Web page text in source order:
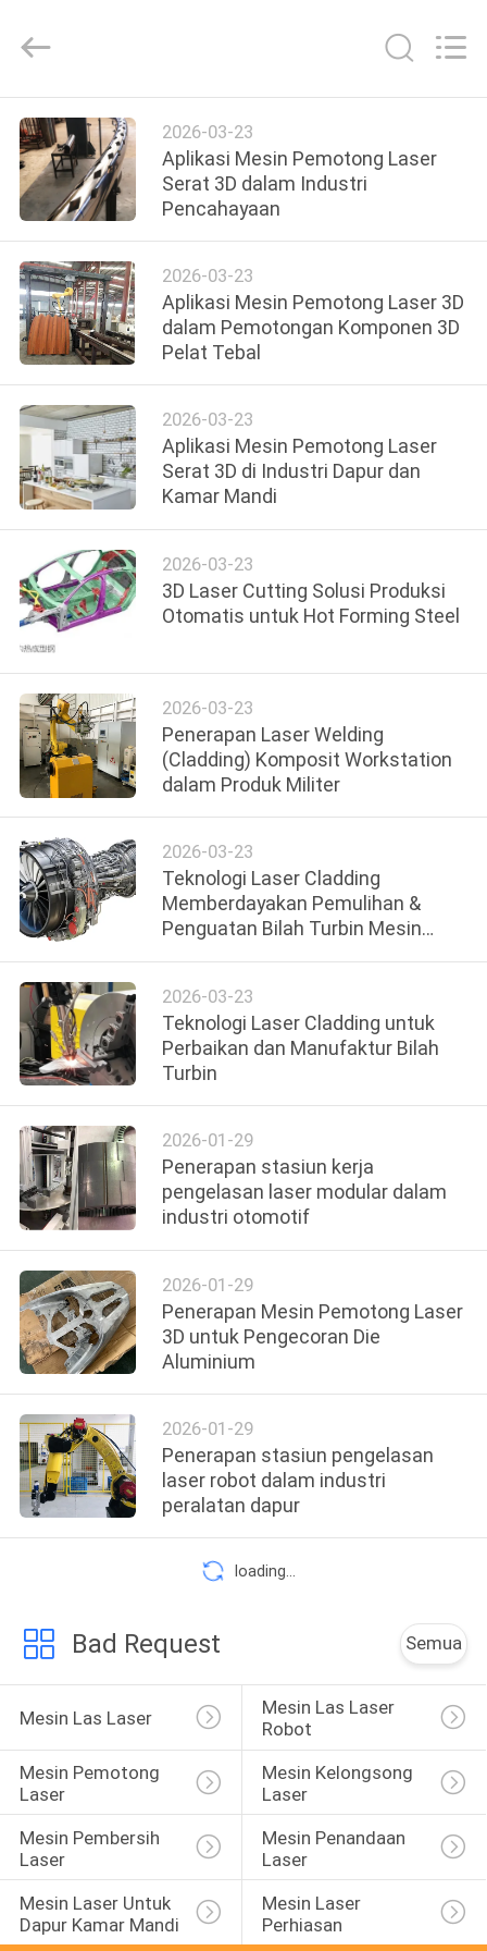
RUMAH
PRODUK
VIDEO
TENTANG
KAMI
TUR
PABRIK
HUBUNGI
KAMI
BERITA
LARUTAN
SITEMAP
PRIVACY
POLICY
Company
Limited.
Reserved.
2026-03-23
Aplikasi Mesin Pemotong Laser
Serat 3D dalam Industri
Pencahayaan
2026-03-23
Aplikasi Mesin Pemotong Laser 3D
dalam Pemotongan Komponen 3D
Pelat Tebal
2026-03-23
Aplikasi Mesin Pemotong Laser
Serat 3D di Industri Dapur dan
Kamar Mandi
2026-03-23
3D Laser Cutting Solusi Produksi
Otomatis untuk Hot Forming Steel
2026-03-23
Penerapan Laser Welding
(Cladding) Komposit Workstation
dalam Produk Militer
2026-03-23
Teknologi Laser Cladding
Memberdayakan Pemulihan &
Penguatan Bilah Turbin Mesin
2026-03-23
Teknologi Laser Cladding untuk
Perbaikan dan Manufaktur Bilah
Turbin
2026-01-29
Penerapan stasiun kerja
pengelasan laser modular dalam
industri otomotif
2026-01-29
Penerapan Mesin Pemotong Laser
3D untuk Pengecoran Die
Aluminium
2026-01-29
Penerapan stasiun pengelasan
laser robot dalam industri
peralatan dapur
loading...
Bad Request Semua
Mesin Las Laser
Mesin Las Laser
Robot
Mesin Pemotong
Laser
Mesin Kelongsong
Laser
Mesin Pembersih
Laser
Mesin Penandaan
Laser
Mesin Laser Untuk
Dapur Kamar Mandi
Mesin Laser
Perhiasan